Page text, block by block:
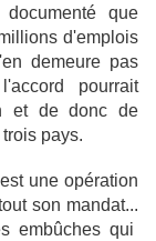
que
d'emplois
demeure pas
pourrait
et de donc de
pays.
une opération
son mandat...
embûches qui